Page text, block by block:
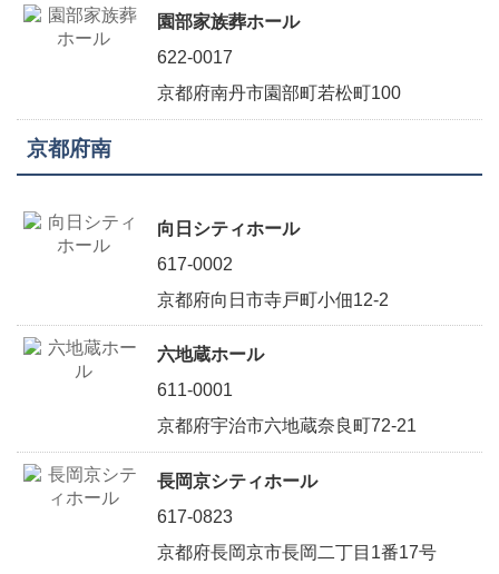
園部家族葬ホール
622-0017
京都府南丹市園部町若松町100
京都府南
向日シティホール
617-0002
京都府向日市寺戸町小佃12-2
六地蔵ホール
611-0001
京都府宇治市六地蔵奈良町72-21
長岡京シティホール
617-0823
京都府長岡京市長岡二丁目1番17号